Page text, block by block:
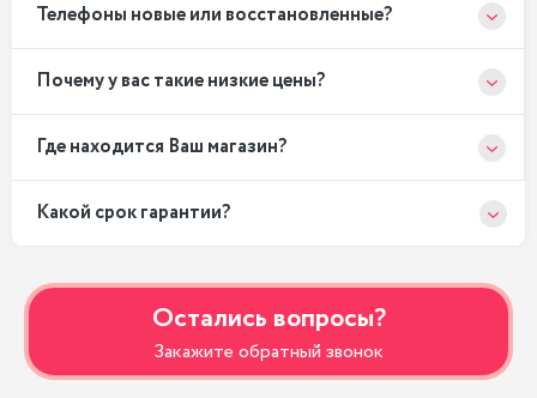
Телефоны новые или восстановленные?
Почему у вас такие низкие цены?
Где находится Ваш магазин?
Какой срок гарантии?
Остались вопросы?
Закажите обратный звонок